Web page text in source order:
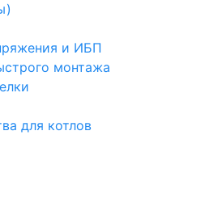
и ИБП
монтажа
для котлов